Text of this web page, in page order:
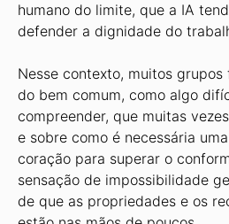
humano do limite, que a IA
defender a dignidade do
Nesse contexto, muitos
do bem comum, como algo
compreender, que muitas
e sobre como é necessária
coração para superar o
sensação de impossibilidade
de que as propriedades e os